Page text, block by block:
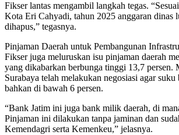
Fikser lantas mengambil langkah tegas.
Kota Eri Cahyadi, tahun 2025 anggaran dinas
dihapus,” tegasnya.
Pinjaman Daerah untuk Pembangunan
Fikser juga meluruskan isu pinjaman daerah
yang dikabarkan berbunga tinggi 13,7 persen.
Surabaya telah melakukan negosiasi agar
bahkan di bawah 6 persen.
“Bank Jatim ini juga bank milik daerah, di
Pinjaman ini dilakukan tanpa jaminan dan
Kemendagri serta Kemenkeu,” jelasnya.